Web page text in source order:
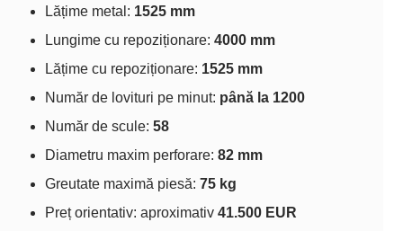
Lățime metal: 1525 mm
Lungime cu repoziționare: 4000 mm
Lățime cu repoziționare: 1525 mm
Număr de lovituri pe minut: până la 1200
Număr de scule: 58
Diametru maxim perforare: 82 mm
Greutate maximă piesă: 75 kg
Preț orientativ: aproximativ 41.500 EUR